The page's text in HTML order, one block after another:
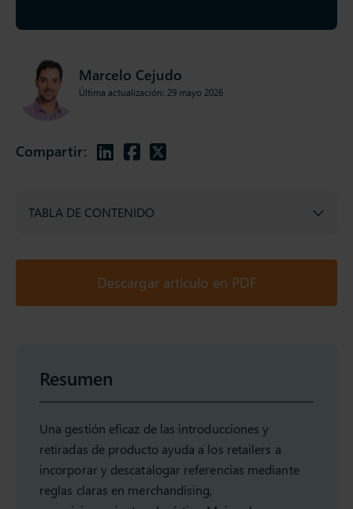
Compartir:
Marcelo Cejudo
Última actualización: 29 mayo 2026
TABLA DE CONTENIDO
Descargar artículo en PDF
Resumen
Una gestión eficaz de las introducciones y
retiradas de producto ayuda a los retailers a
incorporar y descatalogar referencias mediante
reglas claras en merchandising,